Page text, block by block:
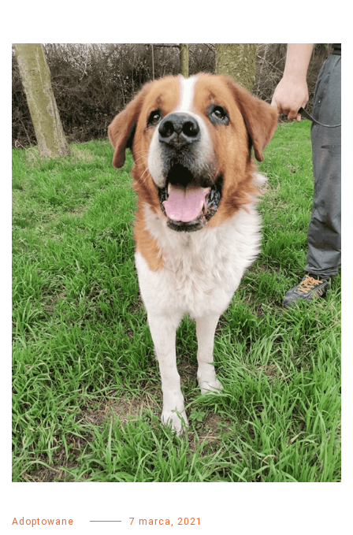
przygotowywane do tego by odnaleźć się w nowej rodzinie. My
bardzo dobrze znamy naszych podopiecznych więc jest nam łatwiej
dopasować psa do rodziny i odwrotnie.
Adoptowane 7 marca, 2021